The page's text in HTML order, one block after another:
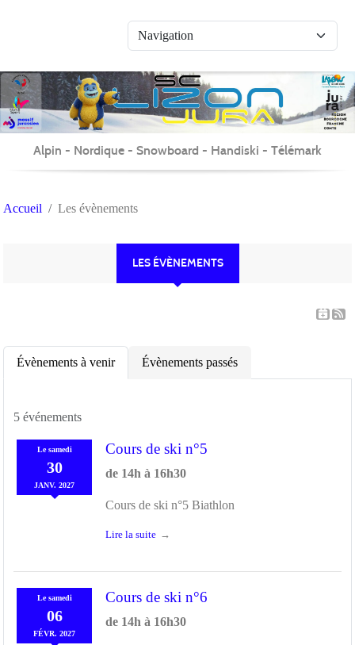
Alpin - Nordique - Snowboard - Handiski - Télémark
Accueil Les évènements
LES ÉVÈNEMENTS
Évènements à venir Évènements passés
5 événements
Lesamedi
30
JANV. 2027
Cours de ski n°5
de 14h à 16h30
Cours de ski n°5 Biathlon
Lire la suite
Lesamedi
06
FÉVR. 2027
Cours de ski n°6
de 14h à 16h30